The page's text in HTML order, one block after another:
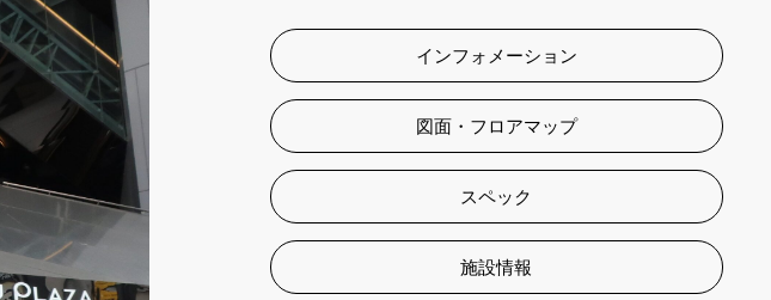
インフォメーション
図面・フロアマップ
スペック
施設情報